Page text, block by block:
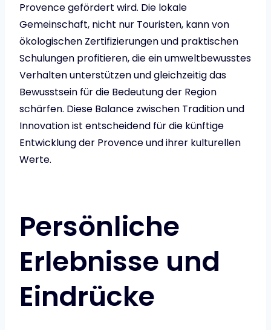
Provence gefördert wird. Die lokale
Gemeinschaft, nicht nur Touristen, kann von
ökologischen Zertifizierungen und praktischen
Schulungen profitieren, die ein umweltbewusstes
Verhalten unterstützen und gleichzeitig das
Bewusstsein für die Bedeutung der Region
schärfen. Diese Balance zwischen Tradition und
Innovation ist entscheidend für die künftige
Entwicklung der Provence und ihrer kulturellen
Werte.
Persönliche
Erlebnisse und
Eindrücke